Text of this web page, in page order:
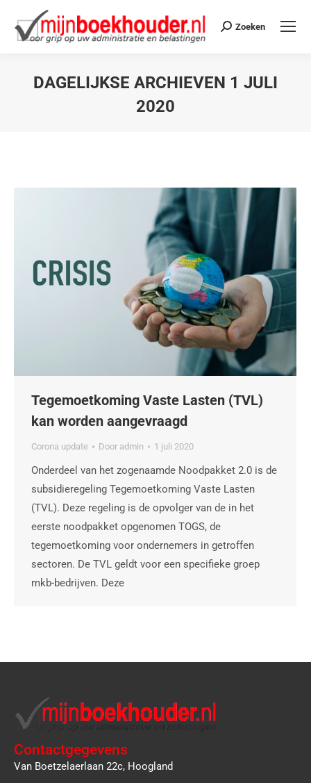
Zoeken
DAGELIJKSE ARCHIEVEN 1 JULI
2020
Tegemoetkoming Vaste Lasten (TVL)
kan worden aangevraagd
Corona update Door admin 1 juli 2020
Onderdeel van het zogenaamde Noodpakket 2.0 is de
subsidieregeling Tegemoetkoming Vaste Lasten
(TVL). Deze regeling is de opvolger van de in het
eerste noodpakket opgenomen TOGS, de
tegemoetkoming voor ondernemers in getroffen
sectoren. De TVL geldt voor een specifieke groep
mkb-bedrijven. Deze
Contactgegevens
Van Boetzelaerlaan 22c, Hoogland